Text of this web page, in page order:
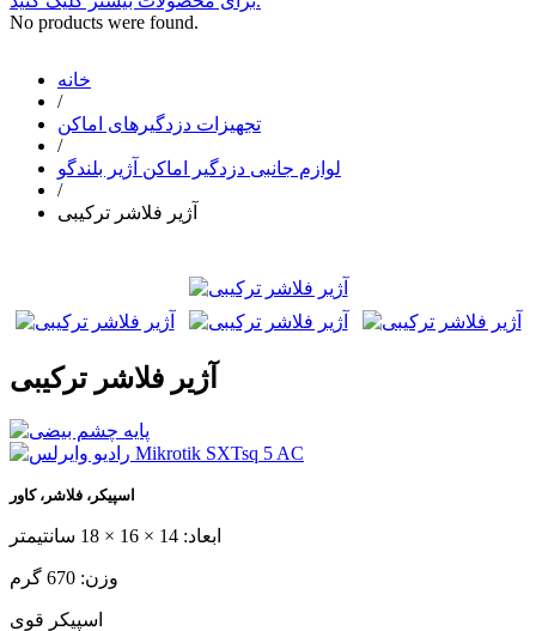
No products were found.
خانه
/
تجهیزات دزدگیرهای اماکن
/
لوازم جانبی دزدگیر اماکن آژیر بلندگو
/
آژیر فلاشر ترکیبی
آژیر فلاشر ترکیبی
اسپیکر، فلاشر، کاور
ابعاد: 14 × 16 × 18 سانتیمتر
وزن: 670 گرم
اسپیکر قوی